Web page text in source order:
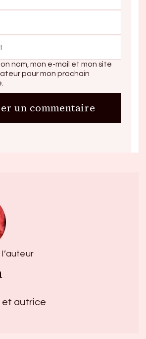
nom, mon e-mail et mon site
pour mon prochain
et autrice